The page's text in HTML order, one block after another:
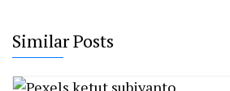
Similar Posts